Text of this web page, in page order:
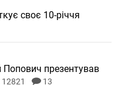
своє 10-річчя
Попович презентував
12821 13